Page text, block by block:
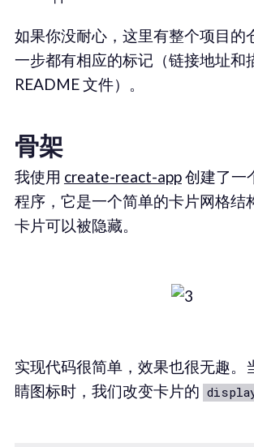
如果你没耐心，这里有整个项目的
一步都有相应的标记（链接地址和
README 文件）。
骨架
我使用 create-react-app创建了一
程序，它是一个简单的卡片网格结
卡片可以被隐藏。
实现代码很简单，效果也很无趣。
睛图标时，我们改变卡片的